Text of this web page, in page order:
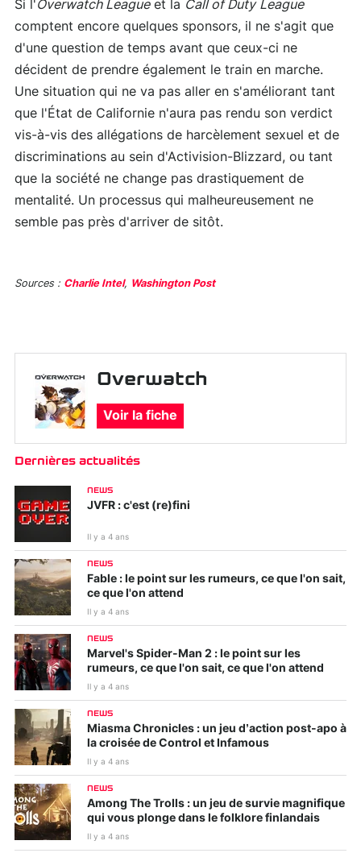
Si l'Overwatch Leagueet la Call of Duty League
comptent encore quelques sponsors, il ne s'agit que
d'une question de temps avant que ceux-ci ne
décident de prendre également le train en marche.
Une situation qui ne va pas aller en s'améliorant tant
que l'État de Californie n'aura pas rendu son verdict
vis-à-vis des allégations de harcèlement sexuel et de
discriminations au sein d'Activision-Blizzard, ou tant
que la société ne change pas drastiquement de
mentalité. Un processus qui malheureusement ne
semble pas près d'arriver de sitôt.
Sources : Charlie Intel, Washington Post
Overwatch
Voir la fiche
Dernières actualités
NEWS
JVFR : c'est (re)fini
Il y a 4 ans
NEWS
Fable : le point sur les rumeurs, ce que l'on sait,
ce que l'on attend
Il y a 4 ans
NEWS
Marvel's Spider-Man 2 : le point sur les
rumeurs, ce que l'on sait, ce que l'on attend
Il y a 4 ans
NEWS
Miasma Chronicles : un jeu d’action post-apo à
la croisée de Control et Infamous
Il y a 4 ans
NEWS
Among The Trolls : un jeu de survie magnifique
qui vous plonge dans le folklore finlandais
Il y a 4 ans